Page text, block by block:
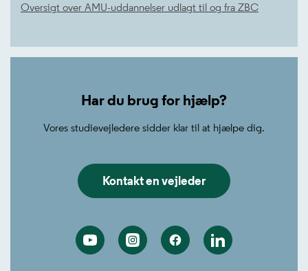
Oversigt over AMU-uddannelser udlagt til og fra ZBC
Har du brug for hjælp?
Vores studievejledere sidder klar til at hjælpe dig.
Kontakt en vejleder
YoutubeInstagramFacebookLinkedin